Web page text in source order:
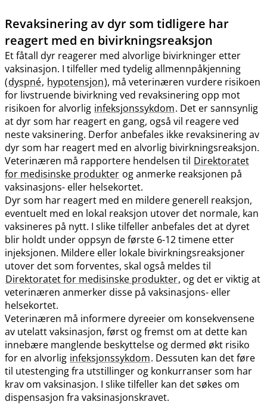
Revaksinering av dyr som tidligere har
reagert med en bivirkningsreaksjon
Et fåtall dyr reagerer med alvorlige bivirkninger etter
vaksinasjon. I tilfeller med tydelig allmennpåkjenning
(dyspné, hypotensjon), må veterinæren vurdere risikoen
for livstruende bivirkning ved revaksinering opp mot
risikoen for alvorlig infeksjonssykdom. Det er sannsynlig
at dyr som har reagert en gang, også vil reagere ved
neste vaksinering. Derfor anbefales ikke revaksinering av
dyr som har reagert med en alvorlig bivirkningsreaksjon.
Veterinæren må rapportere hendelsen til Direktoratet
for medisinske produkter og anmerke reaksjonen på
vaksinasjons- eller helsekortet.
Dyr som har reagert med en mildere generell reaksjon,
eventuelt med en lokal reaksjon utover det normale, kan
vaksineres på nytt. I slike tilfeller anbefales det at dyret
blir holdt under oppsyn de første 6-12 timene etter
injeksjonen. Mildere eller lokale bivirkningsreaksjoner
utover det som forventes, skal også meldes til
Direktoratet for medisinske produkter, og det er viktig at
veterinæren anmerker disse på vaksinasjons- eller
helsekortet.
Veterinæren må informere dyreeier om konsekvensene
av utelatt vaksinasjon, først og fremst om at dette kan
innebære manglende beskyttelse og dermed økt risiko
for en alvorlig infeksjonssykdom. Dessuten kan det føre
til utestenging fra utstillinger og konkurranser som har
krav om vaksinasjon. I slike tilfeller kan det søkes om
dispensasjon fra vaksinasjonskravet.